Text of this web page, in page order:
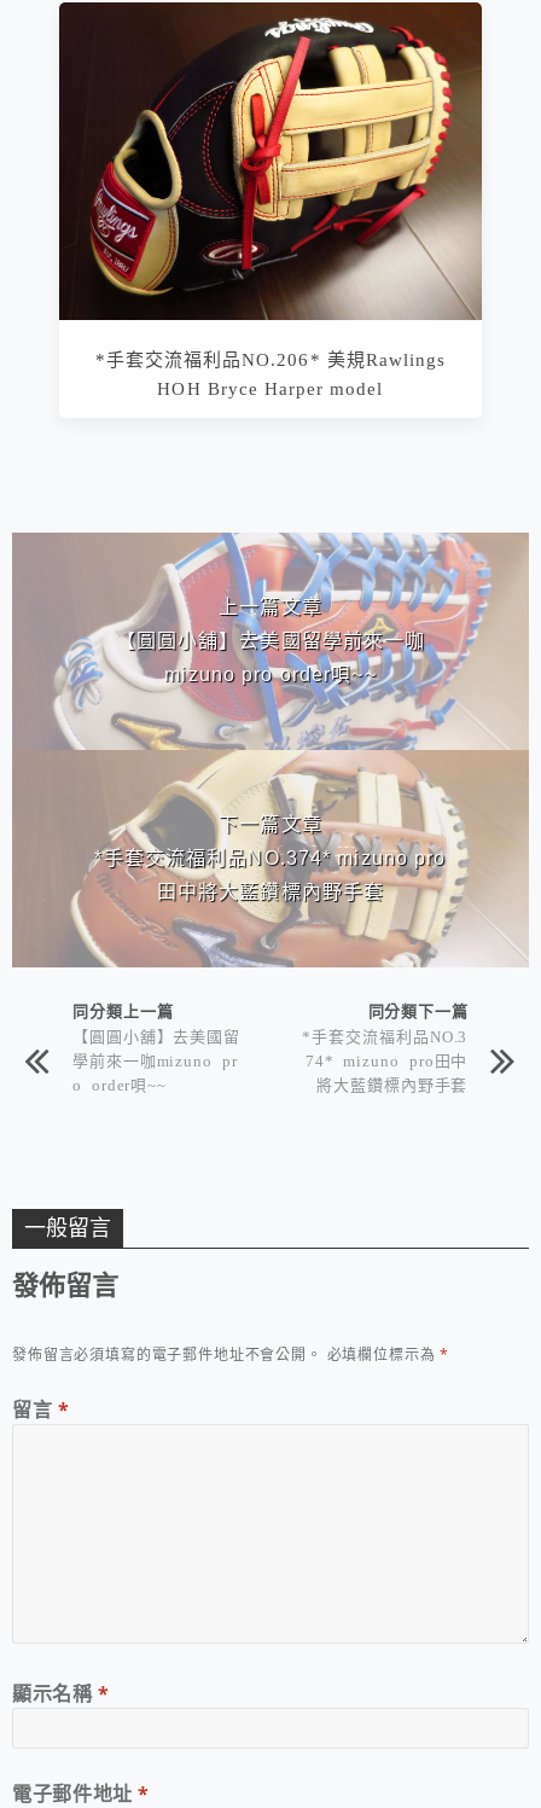
*手套交流福利品NO.206* 美規Rawlings
HOH Bryce Harper model
上一篇文章
【圓圓小舖】去美國留學前來一咖
mizuno pro order唄~~
下一篇文章
*手套交流福利品NO.374* mizuno pro
田中將大藍鑽標內野手套
同分類上一篇
【圓圓小舖】去美國留
學前來一咖mizuno pr
o order唄~~
同分類下一篇
*手套交流福利品NO.3
74* mizuno pro田中
將大藍鑽標內野手套
一般留言
發佈留言
發佈留言必須填寫的電子郵件地址不會公開。 必填欄位標示為*
留言 *
顯示名稱*
電子郵件地址*